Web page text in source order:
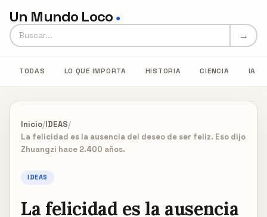
Un Mundo Loco ●
Buscar en Un Mundo Loco →
TODAS LO QUE IMPORTA HISTORIA CIENCIA IA
Inicio/IDEAS/
La felicidad es la ausencia del deseo de ser feliz. Eso dijo
Zhuangzi hace 2.400 años.
IDEAS
La felicidad es la ausencia